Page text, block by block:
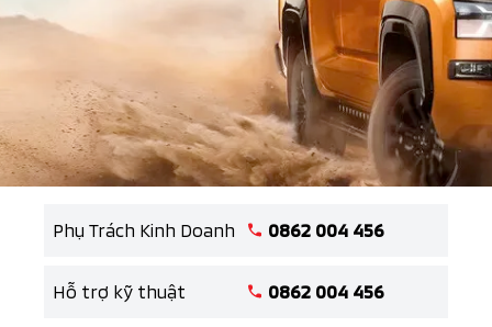
Phụ Trách Kinh Doanh 0862 004 456
Hỗ trợ kỹ thuật 0862 004 456